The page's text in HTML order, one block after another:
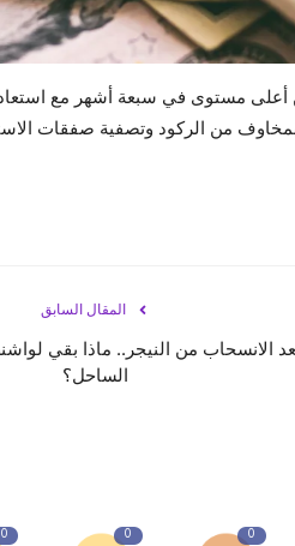
عن أعلى مستوى في سبعة أشهر مع
من الركود وتصفية صفقات
المقال السابق
الانسحاب من النيجر.. ماذا بقي
الساحل؟
0
0
0